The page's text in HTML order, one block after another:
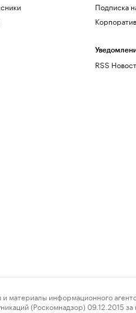
Подписка
RSS
информационного
(Роскомнадзор) 09.12.2015